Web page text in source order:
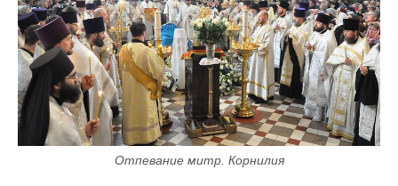
Отпевание митр. Корнилия